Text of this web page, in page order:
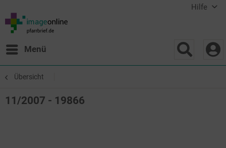
Hilfe
Menü
Übersicht
11/2007 - 19866